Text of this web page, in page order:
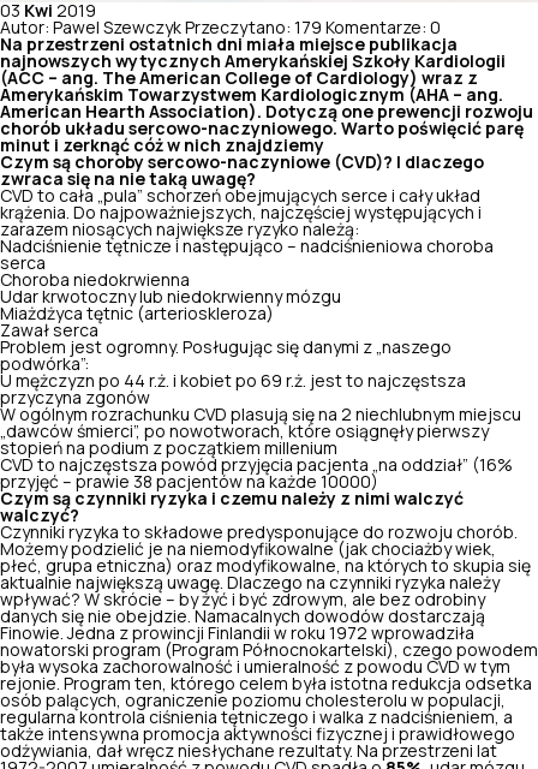
03 Kwi 2019
Autor: Pawel Szewczyk Przeczytano: 179 Komentarze: 0
Na przestrzeni ostatnich dni miała miejsce publikacja
najnowszych wytycznych Amerykańskiej Szkoły Kardiologii
(ACC – ang. The American College of Cardiology) wraz z
Amerykańskim Towarzystwem Kardiologicznym (AHA – ang.
American Hearth Association)
. Dotyczą one prewencji rozwoju
chorób układu sercowo-naczyniowego. Warto poświęcić parę
minut i zerknąć cóż w nich znajdziemy
Czym są choroby sercowo-naczyniowe (CVD)? I dlaczego
zwraca się na nie taką uwagę?
CVD to cała „pula” schorzeń obejmujących serce i cały układ
krążenia. Do najpoważniejszych, najczęściej występujących i
zarazem niosących największe ryzyko należą:
Nadciśnienie tętnicze i następująco – nadciśnieniowa choroba
serca
Choroba niedokrwienna
Udar krwotoczny lub niedokrwienny mózgu
Miażdżyca tętnic (arterioskleroza)
Zawał serca
Problem jest ogromny. Posługując się danymi z „naszego
podwórka”:
U mężczyzn po 44 r.ż. i kobiet po 69 r.ż. jest to najczęstsza
przyczyna zgonów
W ogólnym rozrachunku CVD plasują się na 2 niechlubnym miejscu
„dawców śmierci”, po nowotworach, które osiągnęły pierwszy
stopień na podium z początkiem millenium
CVD to najczęstsza powód przyjęcia pacjenta „na oddział” (16%
przyjęć – prawie 38 pacjentów na każde 10000)
Czym są czynniki ryzyka i czemu należy z nimi walczyć
walczyć?
Czynniki ryzyka to składowe predysponujące do rozwoju chorób.
Możemy podzielić je na niemodyfikowalne (jak chociażby wiek,
płeć, grupa etniczna) oraz modyfikowalne, na których to skupia się
aktualnie największą uwagę. Dlaczego na czynniki ryzyka należy
wpływać? W skrócie – by żyć i być zdrowym, ale bez odrobiny
danych się nie obejdzie. Namacalnych dowodów dostarczają
Finowie. Jedna z prowincji Finlandii w roku 1972 wprowadziła
nowatorski program (Program Północnokartelski), czego powodem
była wysoka zachorowalność i umieralność z powodu CVD w tym
rejonie. Program ten, którego celem była istotna redukcja odsetka
osób palących, ograniczenie poziomu cholesterolu w populacji,
regularna kontrola ciśnienia tętniczego i walka z nadciśnieniem, a
także intensywna promocja aktywności fizycznej i prawidłowego
odżywiania, dał wręcz niesłychane rezultaty. Na przestrzeni lat